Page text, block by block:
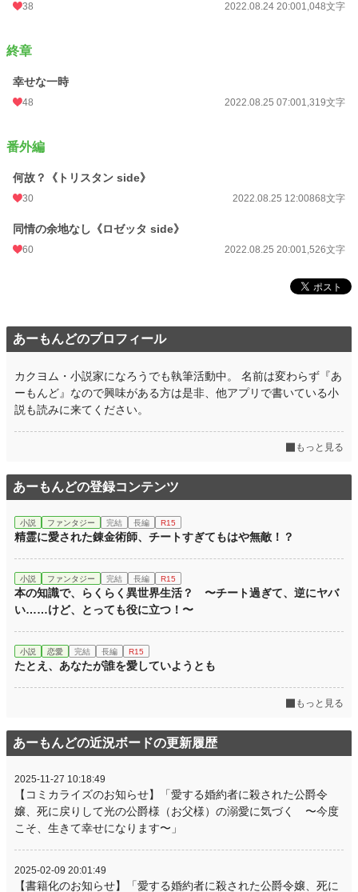
38 2022.08.24 20:001,048文字
終章
幸せな一時
48 2022.08.25 07:001,319文字
番外編
何故？《トリスタン side》
30 2022.08.25 12:00868文字
同情の余地なし《ロゼッタ side》
60 2022.08.25 20:001,526文字
あーもんどのプロフィール
カクヨム・小説家になろうでも執筆活動中。 名前は変わらず『あ
ーもんど』なので興味がある方は是非、他アプリで書いている小
説も読みに来てください。
もっと見る
あーもんどの登録コンテンツ
小説 ファンタジー 完結 長編 R15
精霊に愛された錬金術師、チートすぎてもはや無敵！？
小説 ファンタジー 完結 長編 R15
本の知識で、らくらく異世界生活？ 〜チート過ぎて、逆にヤバ
い……けど、とっても役に立つ！〜
小説 恋愛 完結 長編 R15
たとえ、あなたが誰を愛していようとも
もっと見る
あーもんどの近況ボードの更新履歴
2025-11-27 10:18:49
【コミカライズのお知らせ】「愛する婚約者に殺された公爵令
嬢、死に戻りして光の公爵様（お父様）の溺愛に気づく 〜今度
こそ、生きて幸せになります〜」
2025-02-09 20:01:49
【書籍化のお知らせ】「愛する婚約者に殺された公爵令嬢、死に